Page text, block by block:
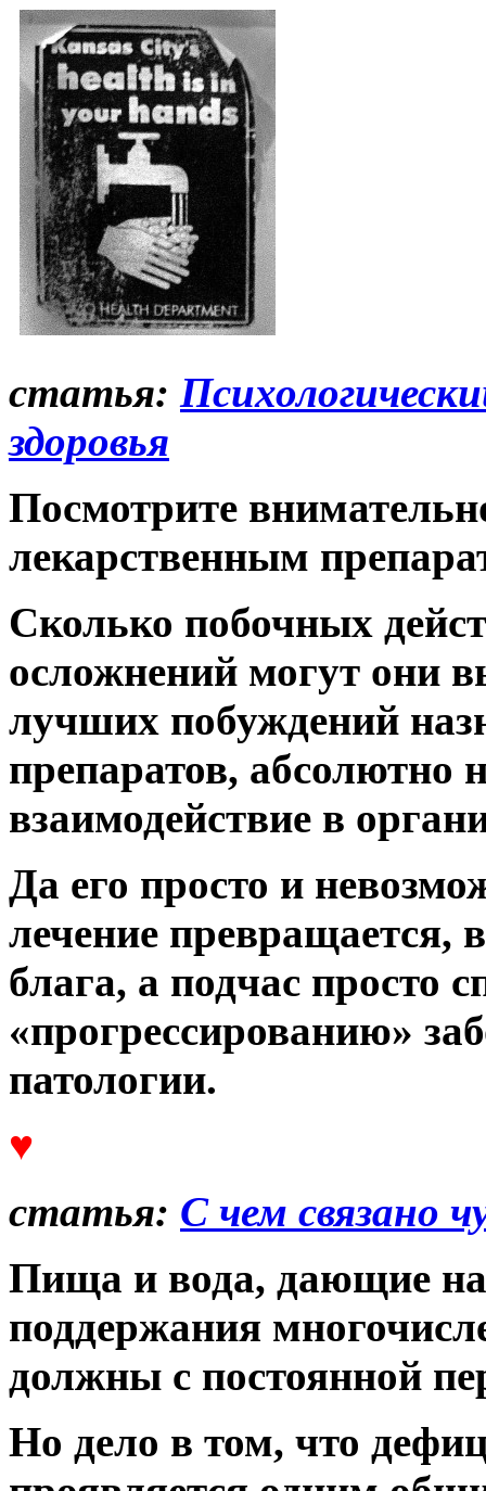
статья:
здоровья
Посмотрите
лекарственным
Сколько побочных
осложнений могут они
лучших побуждений
препаратов, абсолютно
взаимодействие в
Да его просто и
лечение
блага, а подчас просто
«прогрессированию»
патологии.
♥
статья: С чем связано
Пища и вода, дающие
поддержания
должны с постоянной
Но дело в том, что